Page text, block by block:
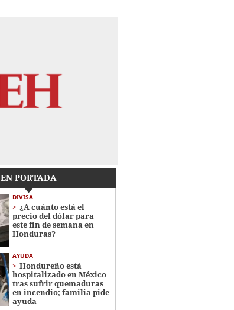
EN PORTADA
DIVISA
¿A cuánto está el
precio del dólar para
este fin de semana en
Honduras?
AYUDA
Hondureño está
hospitalizado en México
tras sufrir quemaduras
en incendio; familia pide
ayuda